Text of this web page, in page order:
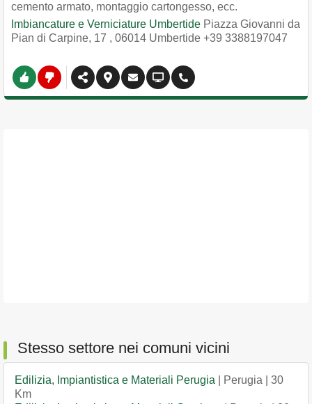
cemento armato, montaggio cartongesso, ecc.
Imbiancature e Verniciature Umbertide Piazza Giovanni da
Pian di Carpine, 17 , 06014 Umbertide +39 3388197047
Stesso settore nei comuni vicini
Edilizia, Impiantistica e Materiali Perugia | Perugia | 30
Km